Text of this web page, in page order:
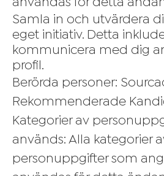
användas för detta
Samla in och utvärdera
eget initiativ. Detta
kommunicera med dig
profil.
Berörda personer:
Rekommenderade
Kategorier av
används: Alla kategorier
personuppgifter som